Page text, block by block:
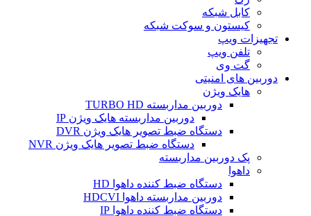
کابل شبکه
کیستون و سوکت شبکه
تجهیزات ویپ
تلفن ویپ
گت وی
دوربین های امنیتی
هایک ویژن
دوربین مداربسته TURBO HD
دوربین مداربسته هایک ویژن IP
دستگاه ضبط تصویر هایک ویژن DVR
دستگاه ضبط تصویر هایک ویژن NVR
پک دوربین مداربسته
داهوا
دستگاه ضبط کننده داهوا HD
دوربین مداربسته داهوا HDCVI
دستگاه ضبط کننده داهوا IP